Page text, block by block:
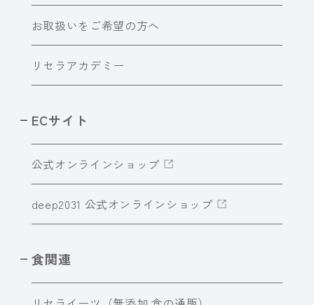
お取扱いをご希望の方へ
リセラアカデミー
ECサイト
公式オンラインショップ
deep2031 公式オンラインショップ
食関連